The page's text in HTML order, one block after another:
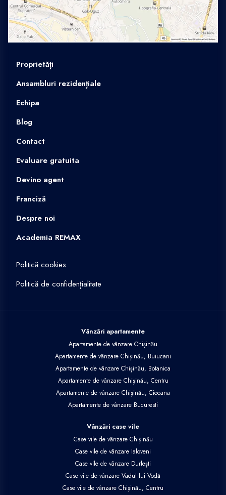
Proprietăți
Ansambluri rezidențiale
Echipa
Blog
Contact
Evaluare gratuita
Devino agent
Franciză
Despre noi
Academia REMAX
Politică cookies
Politică de confidențialitate
Vânzări apartamente
Apartamente de vânzare Chișinău
Apartamente de vânzare Chișinău, Buiucani
Apartamente de vânzare Chișinău, Botanica
Apartamente de vânzare Chișinău, Centru
Apartamente de vânzare Chișinău, Ciocana
Apartamente de vânzare Bucuresti
Vânzări case vile
Case vile de vânzare Chișinău
Case vile de vânzare Ialoveni
Case vile de vânzare Durlești
Case vile de vânzare Vadul lui Vodă
Case vile de vânzare Chișinău, Centru